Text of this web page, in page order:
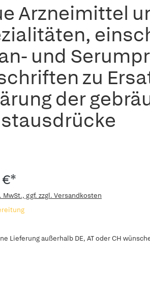
Arzneimittel
und
zu
der
MwSt., ggf. zzgl. Versandkosten
Lieferung außerhalb DE, AT oder CH